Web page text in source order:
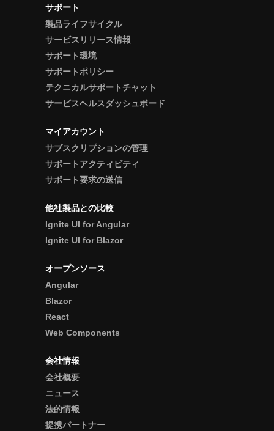
サポート
製品ライフサイクル
サービスリリース情報
サポート環境
サポートポリシー
テクニカルサポートチャット
サービスヘルスダッシュボード
マイアカウント
サブスクリプションの管理
サポートアクティビティ
サポート要求の送信
他社製品との比較
Ignite UI for Angular
Ignite UI for Blazor
オープンソース
Angular
Blazor
React
Web Components
会社情報
会社概要
ニュース
法的情報
提携パートナー